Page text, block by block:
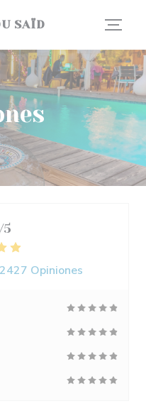
SAÏD
/5
2427 Opiniones